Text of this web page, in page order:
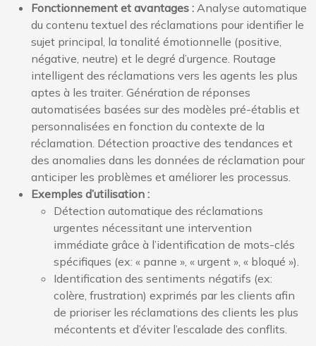
Fonctionnement et avantages : Analyse automatique
du contenu textuel des réclamations pour identifier le
sujet principal, la tonalité émotionnelle (positive,
négative, neutre) et le degré d’urgence. Routage
intelligent des réclamations vers les agents les plus
aptes à les traiter. Génération de réponses
automatisées basées sur des modèles pré-établis et
personnalisées en fonction du contexte de la
réclamation. Détection proactive des tendances et
des anomalies dans les données de réclamation pour
anticiper les problèmes et améliorer les processus.
Exemples d’utilisation :
Détection automatique des réclamations
urgentes nécessitant une intervention
immédiate grâce à l’identification de mots-clés
spécifiques (ex: « panne », « urgent », « bloqué »).
Identification des sentiments négatifs (ex:
colère, frustration) exprimés par les clients afin
de prioriser les réclamations des clients les plus
mécontents et d’éviter l’escalade des conflits.